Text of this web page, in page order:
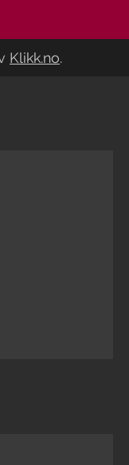
Klikk.no.